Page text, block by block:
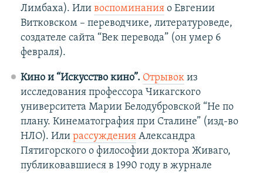
Лимбаха). Или воспоминанияо Евгении
Витковском – переводчике, литературоведе,
создателе сайта “Век перевода” (он умер 6
февраля).
Кино и “Искусство кино”. Отрывокиз
исследования профессора Чикагского
университета Марии Белодубровской “Не по
плану. Кинематография при Сталине” (изд-во
НЛО). Или рассужденияАлександра
Пятигорского о философии доктора Живаго,
публиковавшиеся в 1990 году в журнале